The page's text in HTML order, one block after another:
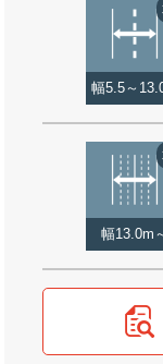
幅5.5～
幅13.0m